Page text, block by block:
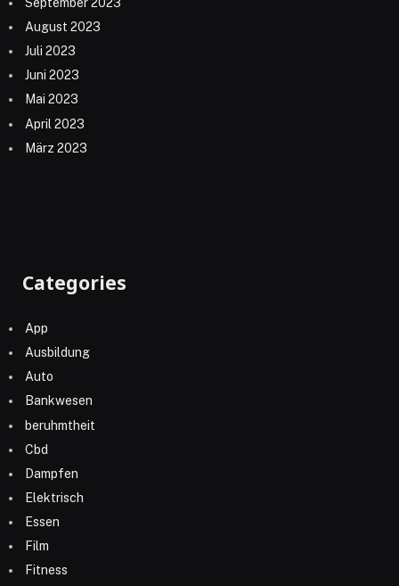
August 2023
Juli 2023
Juni 2023
Mai 2023
April 2023
März 2023
Categories
App
Ausbildung
Auto
Bankwesen
beruhmtheit
Cbd
Dampfen
Elektrisch
Essen
Film
Fitness